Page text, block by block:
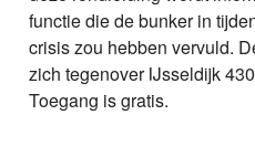
functie die de bunker in
crisis zou hebben vervuld.
zich tegenover IJsseldijk
Toegang is gratis.